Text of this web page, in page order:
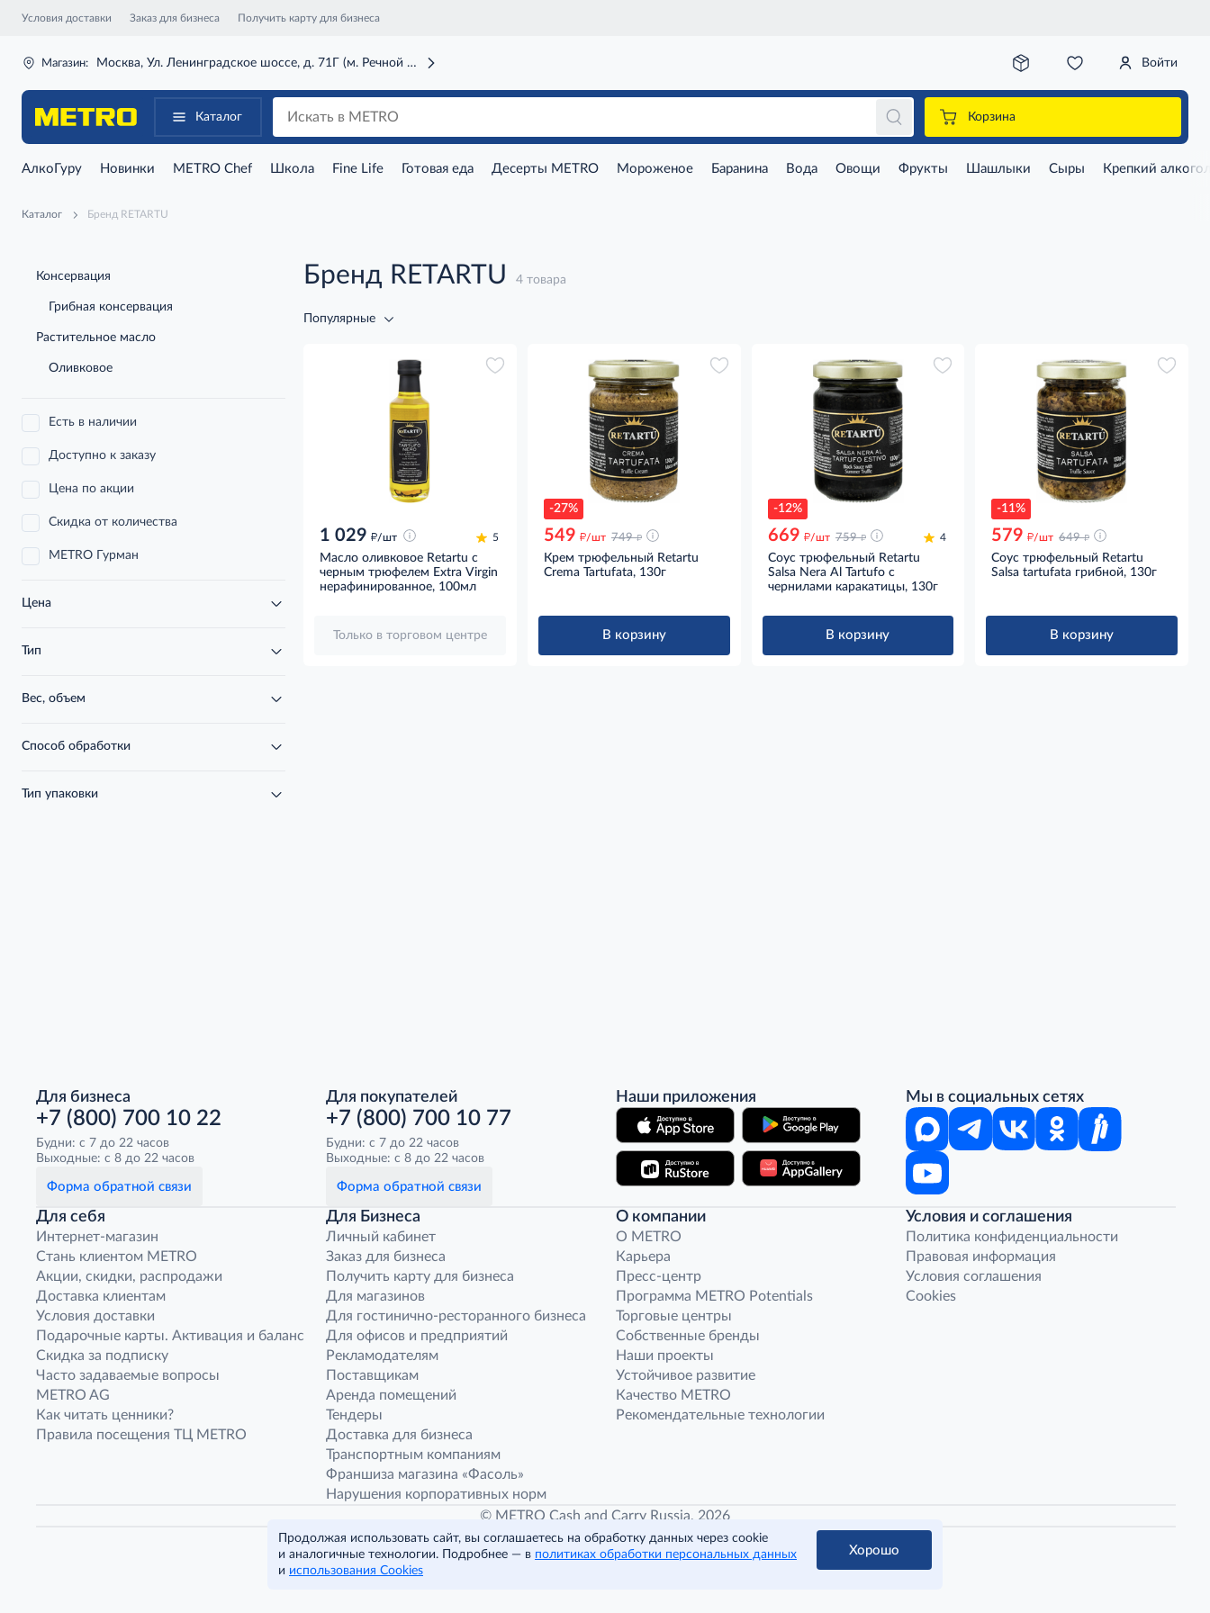
Условия доставки Заказ для бизнеса Получить карту для бизнеса
Магазин: Москва, Ул. Ленинградское шоссе, д. 71Г (м. Речной вокзал) Войти
Каталог Корзина
АлкоГуру Новинки METRO Chef Школа Fine Life Готовая еда Десерты METRO Мороженое Баранина Вода Овощи Фрукты Шашлыки Сыры Крепкий
Каталог Бренд RETARTU
Консервация
Грибная консервация
Растительное масло
Оливковое
Есть в наличии
Доступно к заказу
Цена по акции
Скидка от количества
METRO Гурман
Цена
Тип
Вес, объем
Способ обработки
Тип упаковки
Бренд RETARTU 4 товара
Популярные
1 029 д/шт 5
Масло оливковое Retartu c
черным трюфелем Extra Virgin
нерафинированное, 100мл
Только в торговом центре
-27%
549 д/шт 749 д
Крем трюфельный Retartu
Crema Tartufata, 130г
В корзину
-12%
669 д/шт 759 д 4
Соус трюфельный Retartu
Salsa Nera Al Tartufo с
чернилами каракатицы, 130г
В корзину
-11%
579 д/шт 649 д
Соус трюфельный Retartu
Salsa tartufata грибной, 130г
В корзину
Для бизнеса
+7 (800) 700 10 22
Будни: с 7 до 22 часов
Выходные: с 8 до 22 часов
Форма обратной связи
Для покупателей
+7 (800) 700 10 77
Будни: с 7 до 22 часов
Выходные: с 8 до 22 часов
Форма обратной связи
Наши приложения Мы в социальных сетях
Для себя
Интернет-магазин
Стань клиентом METRO
Акции, скидки, распродажи
Доставка клиентам
Условия доставки
Подарочные карты. Активация и баланс
Скидка за подписку
Часто задаваемые вопросы
METRO AG
Как читать ценники?
Правила посещения ТЦ METRO
Для Бизнеса
Личный кабинет
Заказ для бизнеса
Получить карту для бизнеса
Для магазинов
Для гостинично-ресторанного бизнеса
Для офисов и предприятий
Рекламодателям
Поставщикам
Аренда помещений
Тендеры
Доставка для бизнеса
Транспортным компаниям
Франшиза магазина «Фасоль»
Нарушения корпоративных норм
О компании
O METRO
Карьера
Пресс-центр
Программа METRO Potentials
Торговые центры
Собственные бренды
Наши проекты
Устойчивое развитие
Качество METRO
Рекомендательные технологии
Условия и соглашения
Политика конфиденциальности
Правовая информация
Условия соглашения
Cookies
© METRO Cash and Carry Russia, 2026
Читать полностью
Продолжая использовать сайт, вы соглашаетесь на обработку данных через cookie
и аналогичные технологии. Подробнее — в политиках обработки персональных данных
и использования Cookies
Хорошо